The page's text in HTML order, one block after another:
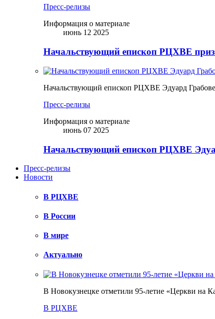
Пресс-релизы
Информация о материале
июнь 12 2025
Начальствующий епископ РЦХВЕ
Начальствующий епископ РЦХВЕ Эдуард
Пресс-релизы
Информация о материале
июнь 07 2025
Начальствующий епископ РЦХВЕ
Пресс-релизы
Новости
В РЦХВЕ
В России
В мире
Актуально
В Новокузнецке отметили 95-летие «Церкви на
В РЦХВЕ